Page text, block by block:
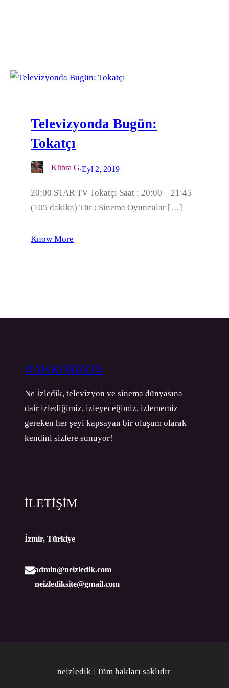
Televizyonda Bugün:
Tokatçı
Kübra G.Eyl 2, 2019
20:00 STAR TV Tokatçı Saat : 20:00 – 21:45
(105 dakika) Tür : Sinema Oyuncular […]
Know More
HAKKIMIZDA
Ne İzledik, televizyon ve sinema dünyasına
dair izlediğimiz, izleyeceğimiz, izlememiz
gereken her şeyi kapsayan bir oluşum olarak
kendini sizlere sunuyor!
İLETİŞİM
İzmir, Türkiye
admin@neizledik.com
neizlediksite@gmail.com
neizledik | Tüm hakları saklıdır.